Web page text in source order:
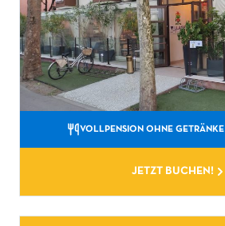
VOLLPENSION OHNE GETRÄNKE
JETZT BUCHEN!